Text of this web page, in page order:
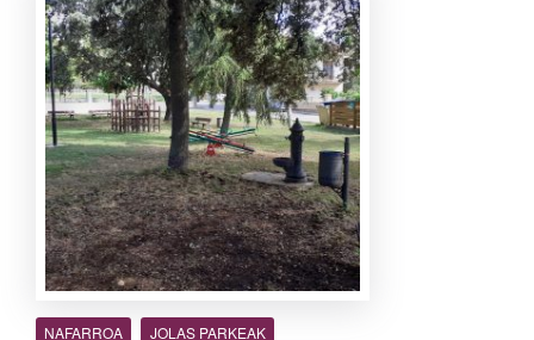
NAFARROA JOLAS PARKEAK